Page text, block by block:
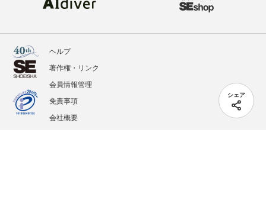
シェア
ヘルプ
著作権・リンク
会員情報管理
免責事項
会社概要